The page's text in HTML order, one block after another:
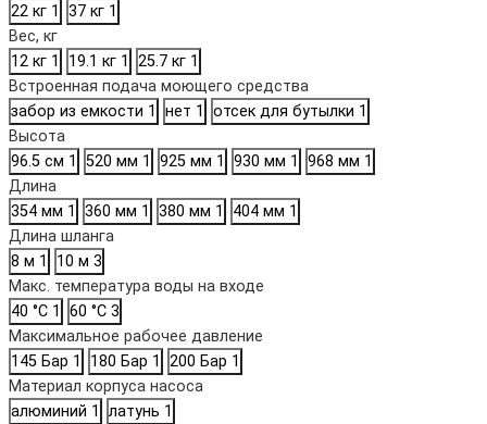
22 кг 1 37 кг 1
Вес, кг
12 кг 1 19.1 кг 1 25.7 кг 1
Встроенная подача моющего средства
забор из емкости 1 нет 1 отсек для бутылки 1
Высота
96.5 см 1 520 мм 1 925 мм 1 930 мм 1 968 мм 1
Длина
354 мм 1 360 мм 1 380 мм 1 404 мм 1
Длина шланга
8 м 1 10 м 3
Макс. температура воды на входе
40 °C 1 60 °C 3
Максимальное рабочее давление
145 Бар 1 180 Бар 1 200 Бар 1
Материал корпуса насоса
алюминий 1 латунь 1